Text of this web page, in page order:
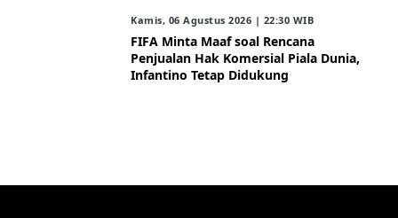
Kamis, 06 Agustus 2026 | 22:30 WIB
FIFA Minta Maaf soal Rencana
Penjualan Hak Komersial Piala Dunia,
Infantino Tetap Didukung